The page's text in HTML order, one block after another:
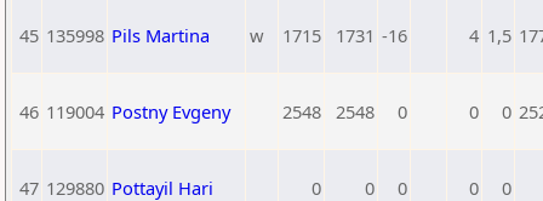
45 135998 Pils Martina w 1715 1731 -16 4 1,5
46 119004 Postny Evgeny 2548 2548 0 0 0
47 129880 Pottayil Hari 0 0 0 0 0